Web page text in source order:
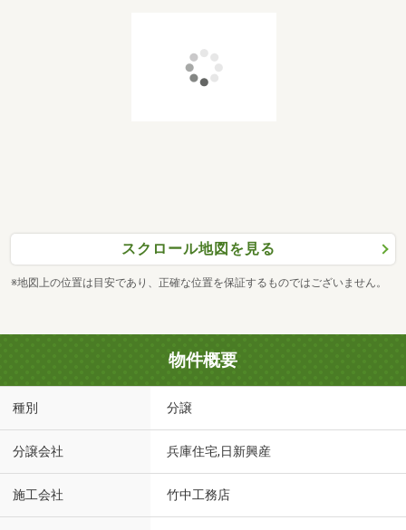
スクロール地図を見る
※地図上の位置は目安であり、正確な位置を保証するものではございません。
物件概要
種別 分譲
分譲会社 兵庫住宅,日新興産
施工会社 竹中工務店